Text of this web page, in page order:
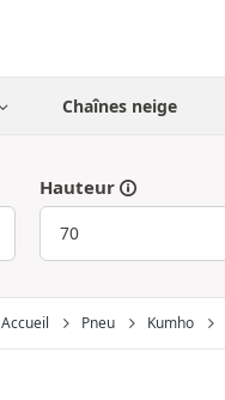
Chaînes neige
Hauteur
Accueil Pneu Kumho